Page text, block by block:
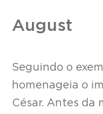
August
Seguindo o
homenageia o
César. Antes da